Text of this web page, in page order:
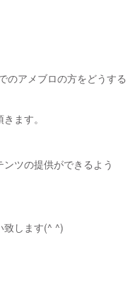
のアメブロの方をどうする
ます。
ツの提供ができるよう
致します(^ ^)